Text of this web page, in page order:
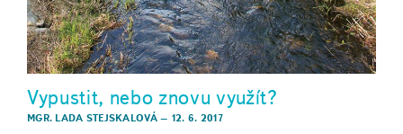
Vypustit, nebo znovu využít?
MGR. LADA STEJSKALOVÁ– 12. 6. 2017